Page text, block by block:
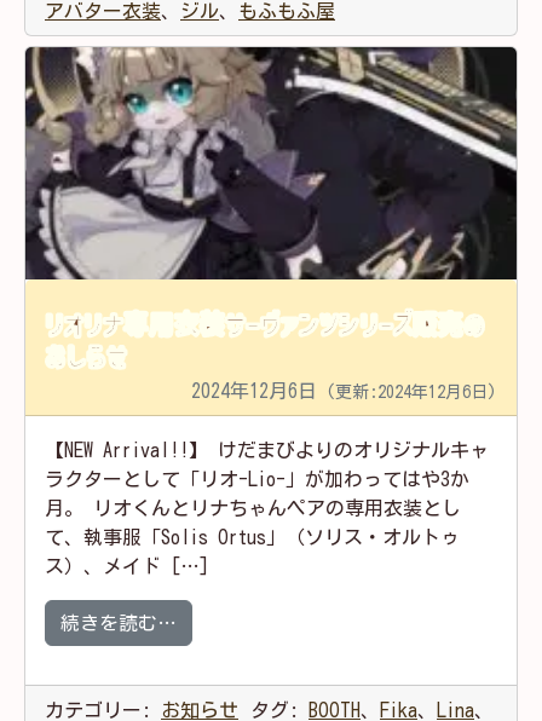
アバター衣装、 ジル、 もふもふ屋
リオリナ専用衣装サーヴァンツシリーズ販売の
おしらせ
2024年12月6日 (更新:2024年12月6日)
【NEW Arrival!!】 けだまびよりのオリジナルキャ
ラクターとして「リオ-Lio-」が加わってはや3か
月。 リオくんとリナちゃんペアの専用衣装とし
て、執事服「Solis Ortus」（ソリス・オルトゥ
ス）、メイド […]
続きを読む…
カテゴリー: お知らせ タグ: BOOTH、 Fika、 Lina、